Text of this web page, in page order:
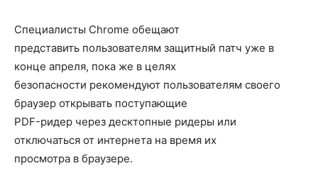
Специалисты Chrome обещают
представить пользователям защитный патч уже в
конце апреля, пока же в целях
безопасности рекомендуют пользователям своего
браузер открывать поступающие
PDF-ридер через десктопные ридеры или
отключаться от интернета на время их
просмотра в браузере.